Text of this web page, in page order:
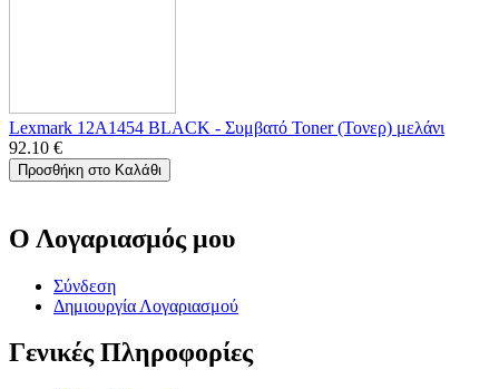
Lexmark 12A1454 BLACK - Συμβατό Toner (Τονερ) μελάνι
92.10 €
Προσθήκη στο Καλάθι
Ο Λογαριασμός μου
Σύνδεση
Δημιουργία Λογαριασμού
Γενικές Πληροφορίες